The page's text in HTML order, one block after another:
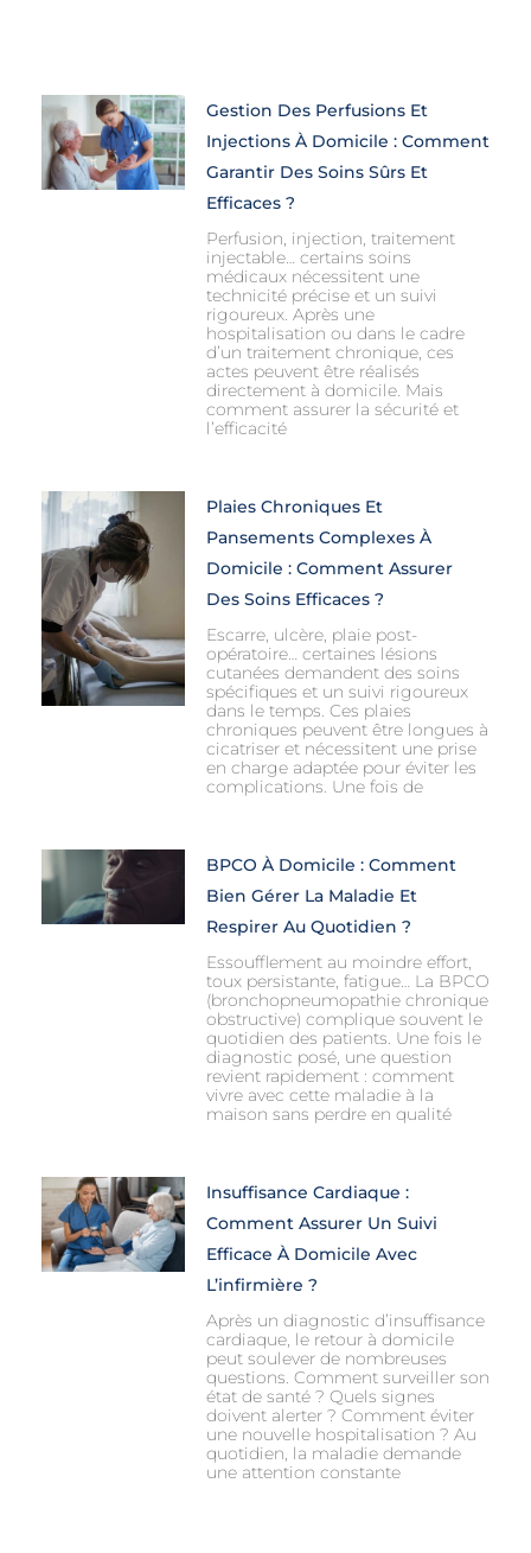
Gestion Des Perfusions Et
Injections À Domicile : Comment
Garantir Des Soins Sûrs Et
Efficaces ?
Perfusion, injection, traitement
injectable… certains soins
médicaux nécessitent une
technicité précise et un suivi
rigoureux. Après une
hospitalisation ou dans le cadre
d’un traitement chronique, ces
actes peuvent être réalisés
directement à domicile. Mais
comment assurer la sécurité et
l’efficacité
Plaies Chroniques Et
Pansements Complexes À
Domicile : Comment Assurer
Des Soins Efficaces ?
Escarre, ulcère, plaie post-
opératoire… certaines lésions
cutanées demandent des soins
spécifiques et un suivi rigoureux
dans le temps. Ces plaies
chroniques peuvent être longues à
cicatriser et nécessitent une prise
en charge adaptée pour éviter les
complications. Une fois de
BPCO À Domicile : Comment
Bien Gérer La Maladie Et
Respirer Au Quotidien ?
Essoufflement au moindre effort,
toux persistante, fatigue… La BPCO
(bronchopneumopathie chronique
obstructive) complique souvent le
quotidien des patients. Une fois le
diagnostic posé, une question
revient rapidement : comment
vivre avec cette maladie à la
maison sans perdre en qualité
Insuffisance Cardiaque :
Comment Assurer Un Suivi
Efficace À Domicile Avec
L’infirmière ?
Après un diagnostic d’insuffisance
cardiaque, le retour à domicile
peut soulever de nombreuses
questions. Comment surveiller son
état de santé ? Quels signes
doivent alerter ? Comment éviter
une nouvelle hospitalisation ? Au
quotidien, la maladie demande
une attention constante